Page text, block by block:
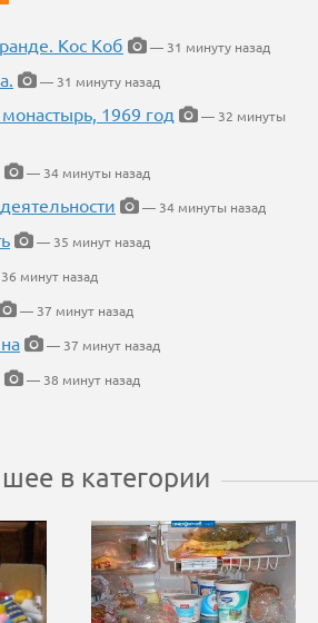
Кос Коб
— 31 минуту назад
— 31 минуту назад
1969 год
— 32 минуты
— 34 минуты назад
— 34 минуты назад
— 35 минут назад
минут назад
— 37 минут назад
— 37 минут назад
— 38 минут назад
в категории